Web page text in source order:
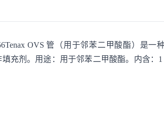
OVS 管（用于邻苯二甲酸酯）是一
充剂。用途：用于邻苯二甲酸酯。内含：1